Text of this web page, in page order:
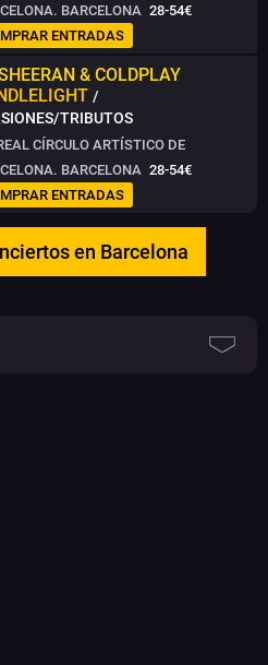
BARCELONA 28-54€
ENTRADAS
& COLDPLAY
/
TRIBUTOS
CÍRCULO ARTÍSTICO DE
BARCELONA 28-54€
ENTRADAS
en Barcelona